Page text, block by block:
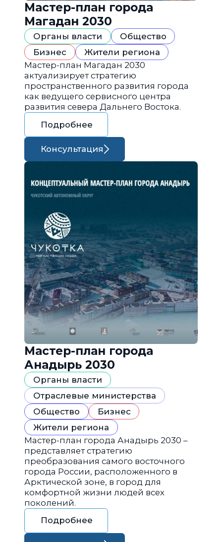
Мастер-план города
Магадан 2030
Органы власти
Общество
Бизнес
Жители региона
Мастер-план Магадан 2030
актуализирует стратегию
пространственного развития города
как ведущего сервисного центра
развития севера Дальнего Востока.
Подробнее
Консультация
Мастер-план города
Анадырь 2030
Органы власти
Отраслевые министерства
Общество
Бизнес
Жители региона
Мастер-план города Анадырь 2030 –
представляет стратегию
преобразования самого восточного
города России, расположенного в
Арктической зоне, в город для
комфортной жизни людей всех
поколений.
Подробнее